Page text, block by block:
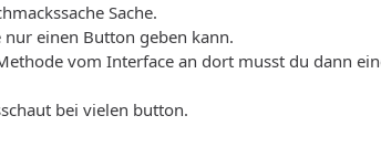
Sache.
einen Button geben kann.
vom Interface an dort musst du dann
bei vielen button.